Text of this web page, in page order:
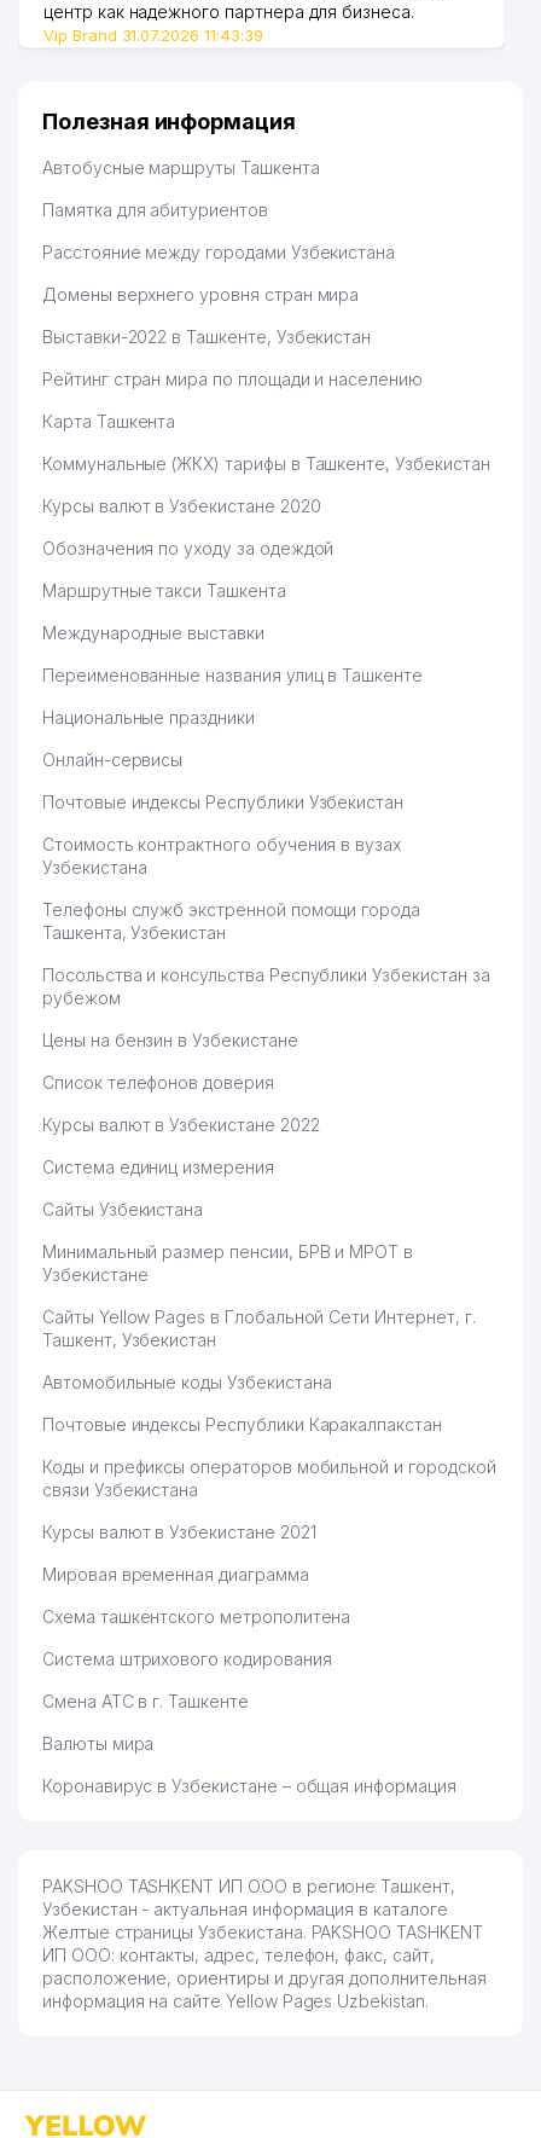
центр как надежного партнера для бизнеса.
Vip Brand 31.07.2026 11:43:39
Полезная информация
Автобусные маршруты Ташкента
Памятка для абитуриентов
Расстояние между городами Узбекистана
Домены верхнего уровня стран мира
Выставки-2022 в Ташкенте, Узбекистан
Рейтинг стран мира по площади и населению
Карта Ташкента
Коммунальные (ЖКХ) тарифы в Ташкенте, Узбекистан
Курсы валют в Узбекистане 2020
Обозначения по уходу за одеждой
Маршрутные такси Ташкента
Международные выставки
Переименованные названия улиц в Ташкенте
Национальные праздники
Онлайн-сервисы
Почтовые индексы Республики Узбекистан
Стоимость контрактного обучения в вузах
Узбекистана
Телефоны служб экстренной помощи города
Ташкента, Узбекистан
Посольства и консульства Республики Узбекистан за
рубежом
Цены на бензин в Узбекистане
Список телефонов доверия
Курсы валют в Узбекистане 2022
Система единиц измерения
Сайты Узбекистана
Минимальный размер пенсии, БРВ и МРОТ в
Узбекистане
Сайты Yellow Pages в Глобальной Сети Интернет, г.
Ташкент, Узбекистан
Автомобильные коды Узбекистана
Почтовые индексы Республики Каракалпакстан
Коды и префиксы операторов мобильной и городской
связи Узбекистана
Курсы валют в Узбекистане 2021
Мировая временная диаграмма
Схема ташкентского метрополитена
Система штрихового кодирования
Смена АТС в г. Ташкенте
Валюты мира
Коронавирус в Узбекистане – общая информация
PAKSHOO TASHKENT ИП ООО в регионе Ташкент,
Узбекистан - актуальная информация в каталоге
Желтые страницы Узбекистана. PAKSHOO TASHKENT
ИП ООО: контакты, адрес, телефон, факс, сайт,
расположение, ориентиры и другая дополнительная
информация на сайте Yellow Pages Uzbekistan.